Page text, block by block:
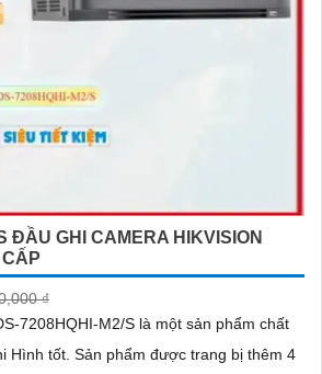
ĐẦU GHI CAMERA HIKVISION
₫
7208HQHI-M2/S là một sản phẩm chất
trang bị thêm 4